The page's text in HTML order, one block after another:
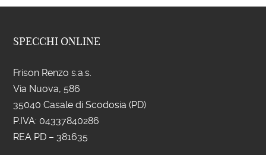
SPECCHI ONLINE
Frison Renzo s.a.s.
Via Nuova, 586
35040 Casale di Scodosia (PD)
P.IVA: 04337840286
REA PD – 381635